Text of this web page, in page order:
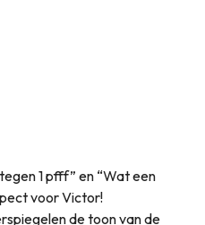
1 pfff” en “Wat een
voor Victor!
de toon van de